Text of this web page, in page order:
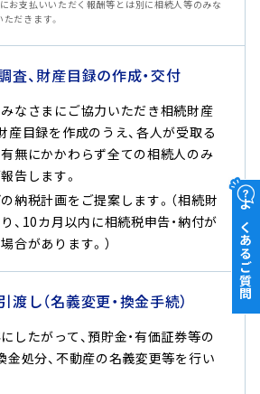
にお支払いいただく報酬等とは別に相続人等のみな
だきます。
査、財産目録の作成・交付
なさまにご協力いただき相続財産
産目録を作成のうえ、各人が受取る
無にかかわらず全ての相続人のみ
告します。
納税計画をご提案します。（相続財
、10カ月以内に相続税申告・納付が
合があります。）
し（名義変更・換金手続）
したがって、預貯金・有価証券等の
金処分、不動産の名義変更等を行い
よくあるご質問